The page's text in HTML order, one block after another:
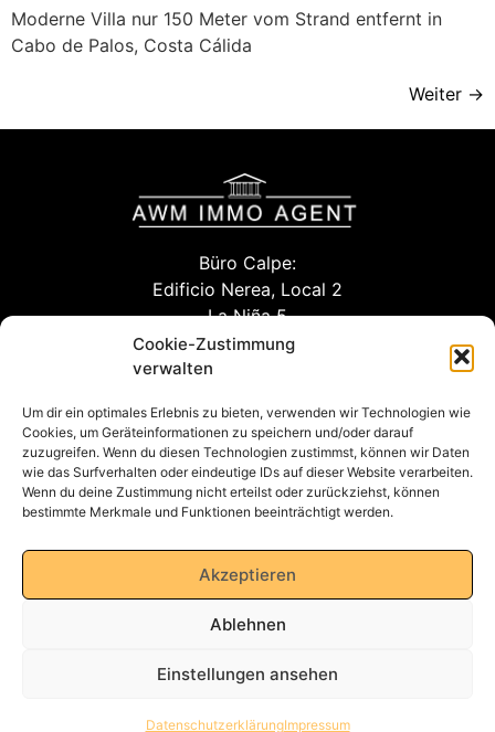
Cookie-Zustimmung
verwalten
Um dir ein optimales Erlebnis zu bieten, verwenden wir Technologien wie
Cookies, um Geräteinformationen zu speichern und/oder darauf
zuzugreifen. Wenn du diesen Technologien zustimmst, können wir Daten
wie das Surfverhalten oder eindeutige IDs auf dieser Website verarbeiten.
Wenn du deine Zustimmung nicht erteilst oder zurückziehst, können
bestimmte Merkmale und Funktionen beeinträchtigt werden.
Akzeptieren
Ablehnen
Einstellungen ansehen
DatenschutzerklärungImpressum
Moderne Villa nur 150 Meter vom Strand entfernt in
Cabo de Palos, Costa Cálida
Weiter →
Büro Calpe:
Edificio Nerea, Local 2
La Niña 5
03710 Calpe (Alicante)
info@awm-agent.com
kontakt
Datenschutzerklärung
Impressum
AGB